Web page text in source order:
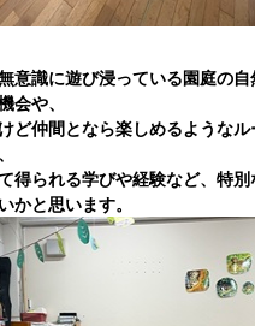
意識に遊び浸っている園庭の自
会や、
ど仲間となら楽しめるようなル
得られる学びや経験など、特別
かと思います。